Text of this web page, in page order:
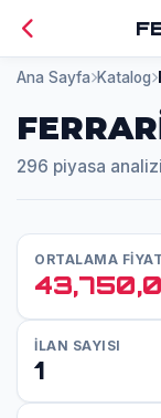
Ana Sayfa Katalog
296 piyasa
ORTALAMA FİYAT
İLAN SAYISI
1